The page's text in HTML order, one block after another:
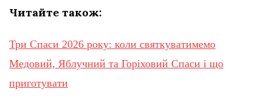
Читайте також:
Три Спаси 2026 року: коли святкуватимемо
Медовий, Яблучний та Горіховий Спаси і що
приготувати